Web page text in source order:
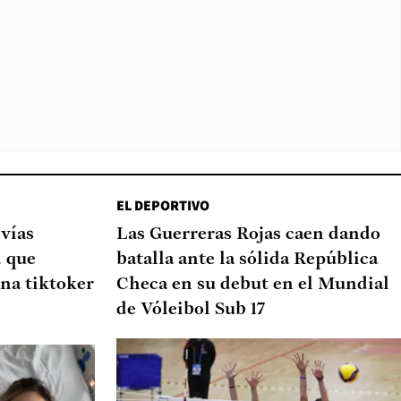
que
tiktoker
EL DEPORTIVO
Las Guerreras Rojas caen dando
batalla ante la sólida República
Checa en su debut en el Mundial
de Vóleibol Sub 17